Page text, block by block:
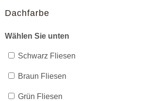
Dachfarbe
Wählen Sie unten
Schwarz Fliesen
Braun Fliesen
Grün Fliesen